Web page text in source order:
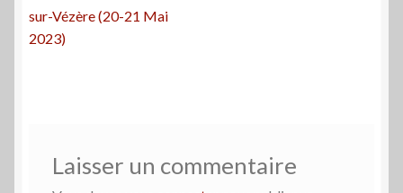
deprécédent :
sur-Vézère (20-21 Mai
2023)
Laisser un commentaire